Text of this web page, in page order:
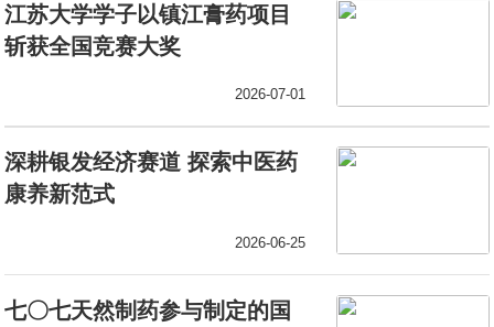
江苏大学学子以镇江膏药项目
斩获全国竞赛大奖
2026-07-01
深耕银发经济赛道 探索中医药
康养新范式
2026-06-25
七〇七天然制药参与制定的国